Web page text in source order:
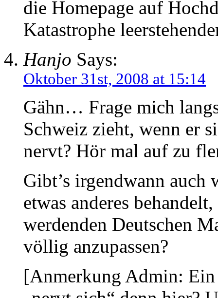
die Homepage auf
Katastrophe
Hanjo Says:
Oktober 31st, 2008 at 15:14
Gähn… Frage mich
Schweiz zieht, wenn er
nervt? Hör mal auf zu
Gibt’s irgendwann auch
etwas anderes
werdenden Deutschen
völlig anzupassen?
[Anmerkung Admin: Ein